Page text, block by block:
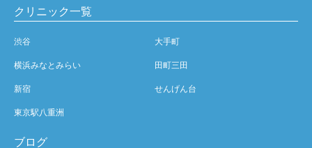
クリニック一覧
渋谷 大手町
横浜みなとみらい 田町三田
新宿 せんげん台
東京駅八重洲
ブログ